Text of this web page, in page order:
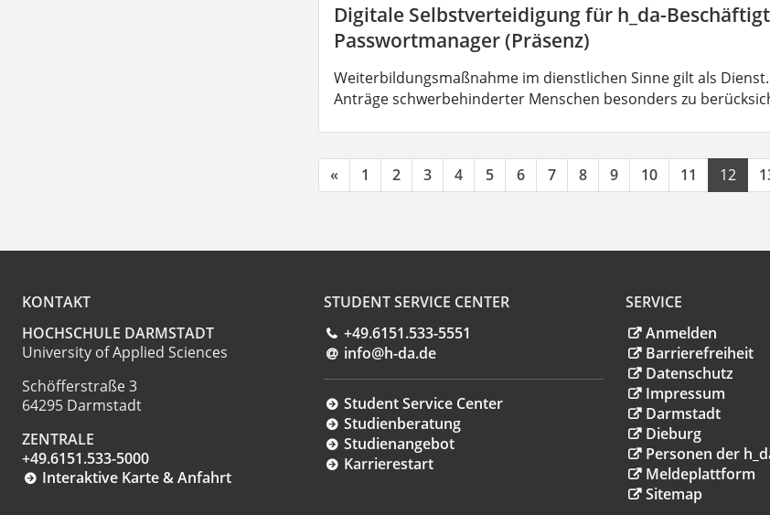
Digitale Selbstverteidigung für h_da-
Passwortmanager (Präsenz)
Weiterbildungsmaßnahme im dienstlichen Sinne gilt als
Anträge schwerbehinderter Menschen besonders zu
« 1 2 3 4 5 6 7 8 9 10 11 12
KONTAKT
HOCHSCHULE DARMSTADT
University of Applied Sciences
Schöfferstraße 3
64295 Darmstadt
ZENTRALE
+49.6151.533-5000
Interaktive Karte & Anfahrt
STUDENT SERVICE CENTER
+49.6151.533-5551
info@h-da.de
Student Service Center
Studienberatung
Studienangebot
Karrierestart
SERVICE
Anmelden
Barrierefreiheit
Datenschutz
Impressum
Darmstadt
Dieburg
Personen der
Meldeplattform
Sitemap